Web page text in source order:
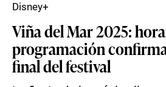
Viña del Mar 2025:
programación
final del festival
Disney+